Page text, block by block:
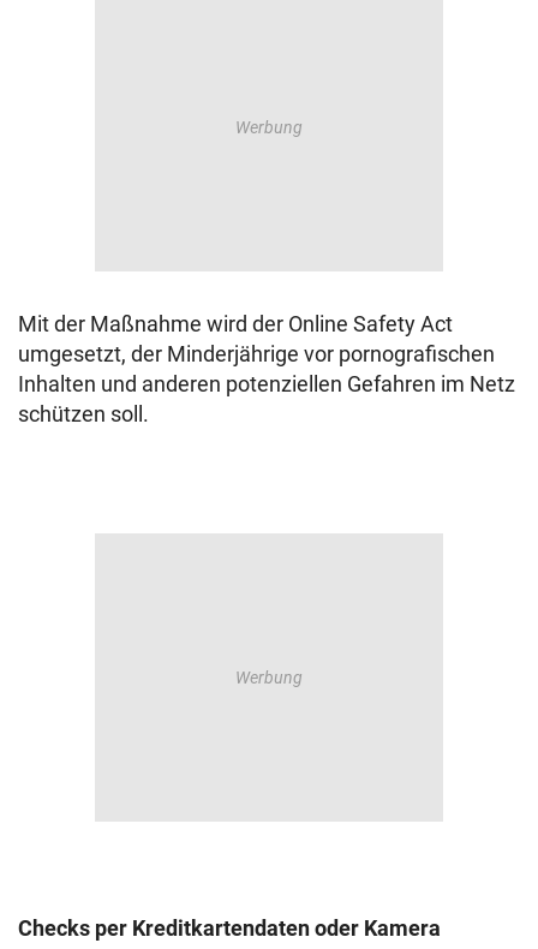
Mit der Maßnahme wird der Online Safety Act
umgesetzt, der Minderjährige vor pornografischen
Inhalten und anderen potenziellen Gefahren im Netz
schützen soll.
Checks per Kreditkartendaten oder Kamera